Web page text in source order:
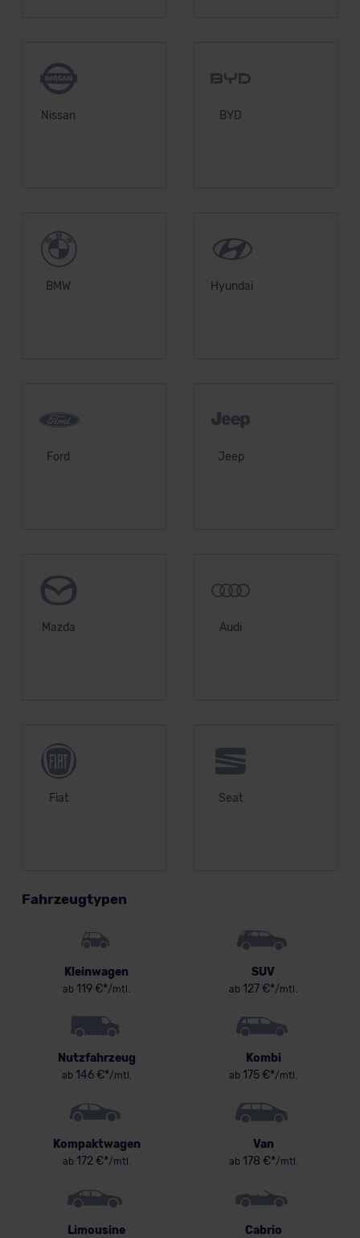
Nissan BYD
BMW Hyundai
Ford Jeep
Mazda Audi
Fiat Seat
Fahrzeugtypen
Kleinwagen
ab 119 €*/mtl.
SUV
ab 127 €*/mtl.
Nutzfahrzeug
ab146 €*/mtl.
Kombi
ab 175 €*/mtl.
Kompaktwagen
ab172 €*/mtl.
Van
ab178 €*/mtl.
Limousine Cabrio